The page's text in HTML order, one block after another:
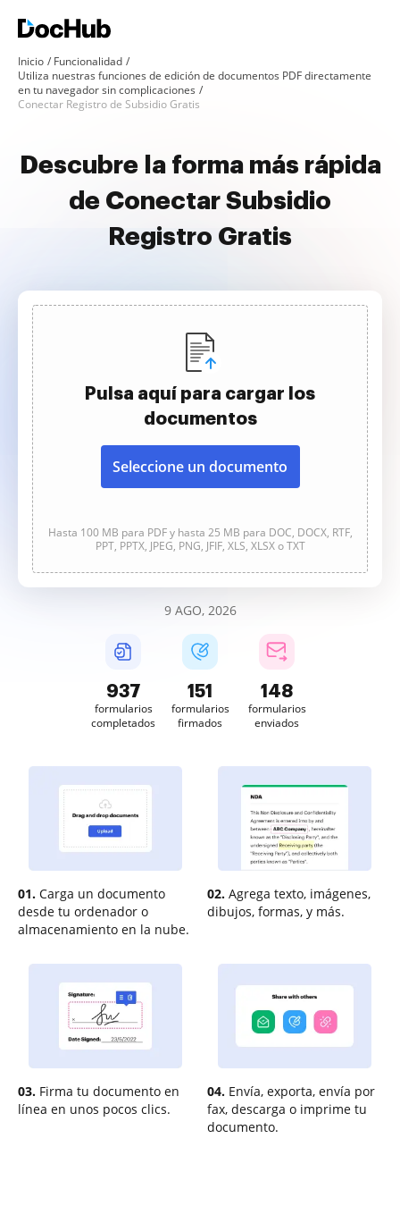
Inicio
Funcionalidad
Utiliza nuestras funciones de edición de documentos PDF directamente
en tu navegador sin complicaciones
Conectar Registro de Subsidio Gratis
Descubre la forma más rápida
de Conectar Subsidio
Registro Gratis
Pulsa aquí para cargar los
documentos
Seleccione un documento
Hasta 100 MB para PDF y hasta 25 MB para DOC, DOCX, RTF,
PPT, PPTX, JPEG, PNG, JFIF, XLS, XLSX o TXT
9 AGO, 2026
937
formularios
completados
151
formularios
firmados
149
formularios
enviados
01. Carga un documento
desde tu ordenador o
almacenamiento en la nube.
02. Agrega texto, imágenes,
dibujos, formas, y más.
03. Firma tu documento en
línea en unos pocos clics.
04. Envía, exporta, envía por
fax, descarga o imprime tu
documento.